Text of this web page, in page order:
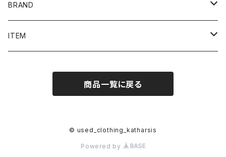
BRAND
NIKE
Ralph Lauren/Polo Sport
ITEM
商品一覧に戻る
© used_clothing_katharsis
Powered by